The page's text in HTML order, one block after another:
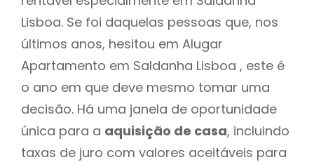
Lisboa. Se foi daquelas pessoas que, nos
últimos anos, hesitou em Alugar
Apartamento em Saldanha Lisboa , este é
o ano em que deve mesmo tomar uma
decisão. Há uma janela de oportunidade
única para a aquisição de casa, incluindo
taxas de juro com valores aceitáveis para